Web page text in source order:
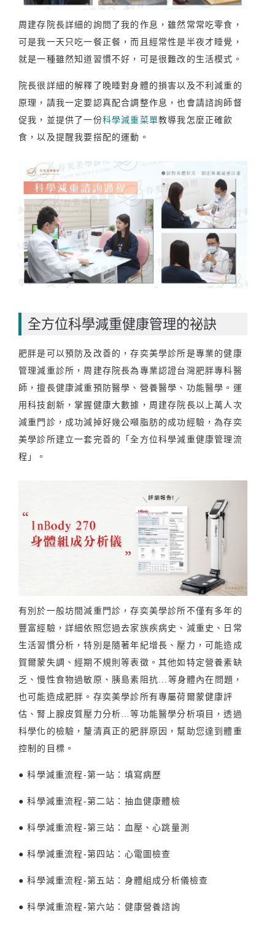
周建存院長詳細的詢問了我的作息，雖然常常吃零食，
可是我一天只吃一餐正餐，而且經常性是半夜才睡覺，
就是一種雖然知道習慣不好，可是很難改的生活模式。
院長很詳細的解釋了晚睡對身體的損害以及不利減重的
原理，請我一定要認真配合調整作息，也會請諮詢師督
促我，並提供了一份科學減重菜單教導我怎麼正確飲
食，以及提醒我要搭配的運動。
全方位科學減重健康管理的祕訣
肥胖是可以預防及改善的，存奕美學診所是專業的健康
管理減重診所，周建存院長為專業認證台灣肥胖專科醫
師，擅長健康減重預防醫學、營養醫學、功能醫學。運
用科技創新，掌握健康大數據，周建存院長以上萬人次
減重門診，成功減掉好幾公噸脂肪的成功經驗，為存奕
美學診所建立一套完善的「全方位科學減重健康管理流
程」。
有別於一般坊間減重門診，存奕美學診所不僅有多年的
豐富經驗，詳細依照您過去家族疾病史、減重史、日常
生活習慣分析，特別是隨著年紀增長、壓力，可能造成
賀爾蒙失調、經期不規則等表徵。其他如特定營養素缺
乏、慢性食物過敏原、胰島素阻抗...等身體內在問題，
也可能造成肥胖。存奕美學診所有專屬荷爾蒙健康評
估、腎上腺皮質壓力分析…等功能醫學分析項目，透過
科學化的檢驗，釐清真正的肥胖原因，幫助您達到體重
控制的目標。
● 科學減重流程-第一站：填寫病歷
● 科學減重流程-第二站：抽血健康體檢
● 科學減重流程-第三站：血壓、心跳量測
● 科學減重流程-第四站：心電圖檢查
● 科學減重流程-第五站：身體組成分析儀檢查
● 科學減重流程-第六站：健康營養諮詢